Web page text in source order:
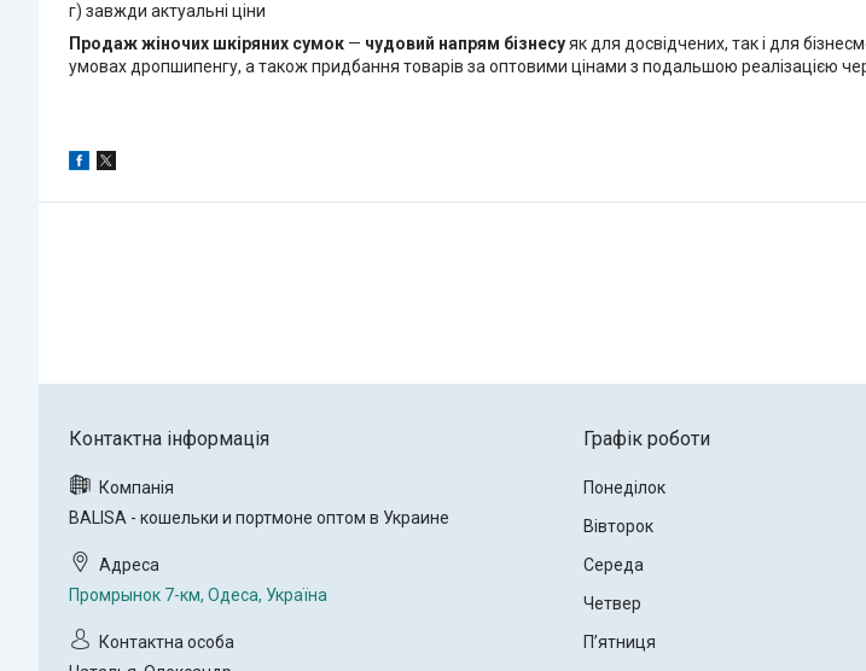
г) завжди актуальні ціни
Продаж жіночих шкіряних сумок — чудовий напрям бізнесуяк для досвідчених, так і для
умовах дропшипенгу, а також придбання товарів за оптовими цінами з подальшою реалізацією
BALISA - кошельки и портмоне оптом в Украине
Промрынок 7-км, Одеса, Україна
Графік роботи
Понеділок
Вівторок
Середа
Четвер
Пʼятниця